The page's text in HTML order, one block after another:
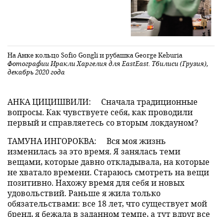
На Анке кольцо Sofio Gongli и рубашка George Keburia
Фотографии Иракли Харгелия для EastEast. Тбилиси (Грузия),
декабрь 2020 года
АНКА ЦИЦИШВИЛИ:
Сначала традиционные
вопросы. Как чувствуете себя, как проводили
первый и справляетесь со вторым локдауном?
ТАМУНА ИНГОРОКВА:
Вся моя жизнь
изменилась за это время. Я занялась теми
вещами, которые давно откладывала, на которые
не хватало времени. Стараюсь смотреть на вещи
позитивно. Нахожу время для себя и новых
удовольствий. Раньше я жила только
обязательствами: все 18 лет, что существует мой
бренд, я бежала в заданном темпе, а тут вдруг все